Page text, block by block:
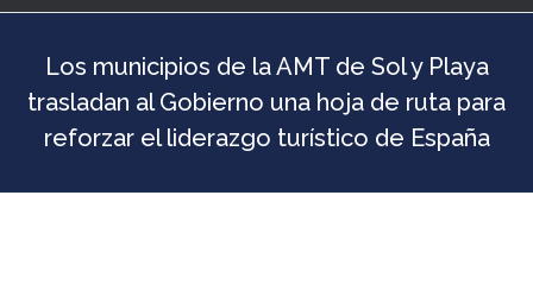
Los municipios de la AMT de Sol y Playa
trasladan al Gobierno una hoja de ruta para
reforzar el liderazgo turístico de España